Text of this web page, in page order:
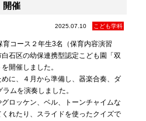
開催
2025.07.10 こども学科
コース２年生3名（保育内容演習
石区の幼保連携型認定こども園「双
開催しました。
に、４月から準備し、器楽合奏、ダ
ムを演奏しました。
ロッケン、ベル、トーンチャイムな
れたり、スライドを使ったクイズで